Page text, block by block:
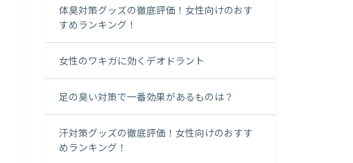
体臭対策グッズの徹底評価！女性向けのおす
すめランキング！
女性のワキガに効くデオドラント
足の臭い対策で一番効果があるものは？
汗対策グッズの徹底評価！女性向けのおすす
めランキング！